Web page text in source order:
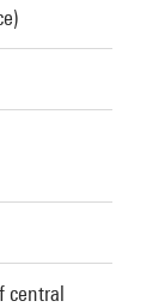
central